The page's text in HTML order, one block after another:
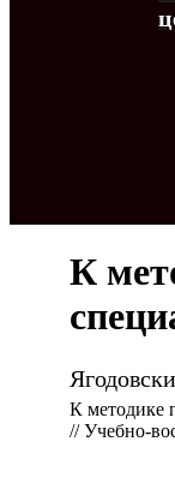
К
К методике
// Учебно-